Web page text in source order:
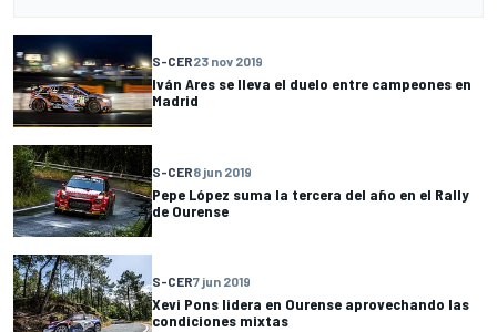
S-CER23 nov 2019
Iván Ares se lleva el duelo entre campeones en
Madrid
S-CER8 jun 2019
Pepe López suma la tercera del año en el Rally
de Ourense
S-CER7 jun 2019
Xevi Pons lidera en Ourense aprovechando las
condiciones mixtas